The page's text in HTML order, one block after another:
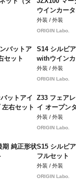
ウインカー
外装 / 外装
ORIGIN Labo.
バットア
セット
S14 シルビ
withウイン
外装 / 外装
ORIGIN Labo.
ットアイ
右セット
Z33 フェア
イ オープン
外装 / 外装
ORIGIN Labo.
期 純正形状S15 シルビ
フルセット
外装 / 外装
ORIGIN Labo.